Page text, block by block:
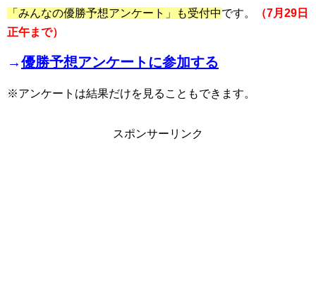
「みんなの優勝予想アンケート」も受付中です。
（7月29日
正午まで）
→優勝予想アンケートに参加する
※アンケートは結果だけを見ることもできます。
スポンサーリンク